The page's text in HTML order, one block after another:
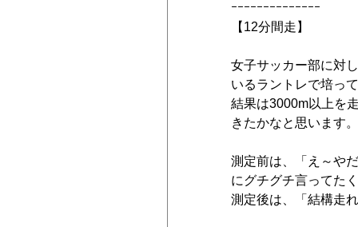
ｰｰｰｰｰｰｰｰｰｰｰｰｰｰ
【12分間走】
女子サッカー部に対
いるラントレで培っ
結果は3000m以上を
きたかなと思います。
測定前は、「え～や
にグチグチ言ってた
測定後は、「結構走